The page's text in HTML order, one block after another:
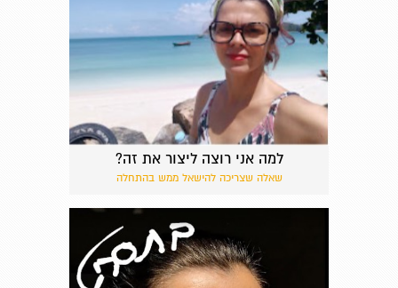
למה אני רוצה ליצור את זה?
שאלה שצריכה להישאל ממש בהתחלה